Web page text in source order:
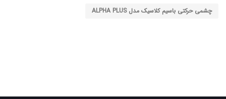
چشمی حرکتی باسیم کلاسیک مدل ALPHA PLUS